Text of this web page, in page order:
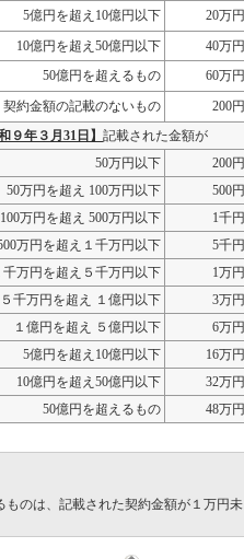
5億円を超え10億円以下
20万円
10億円を超え50億円以下
40万円
50億円を超えるもの
60万円
契約金額の記載のないもの
200円
９年３月31日】記載された金額が
50万円以下
200円
50万円を超え 100万円以下
500円
100万円を超え 500万円以下
1千円
万円を超え１千万円以下
5千円
千万円を超え５千万円以下
1万円
５千万円を超え １億円以下
3万円
１億円を超え ５億円以下
6万円
5億円を超え10億円以下
16万円
10億円を超え50億円以下
32万円
50億円を超えるもの
48万円
のは、記載された契約金額が１万円未